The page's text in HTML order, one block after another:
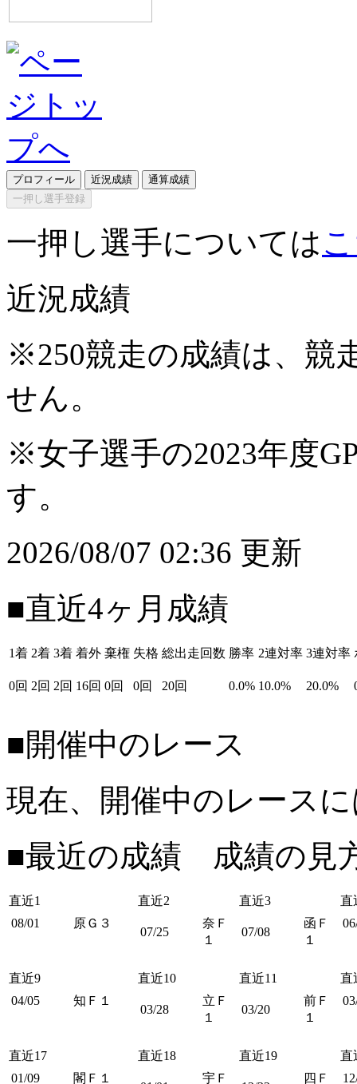
プロフィール 近況成績
通算成績
一押し選手登録
一押し選手については
近況成績
※250競走の成績は、競
せん。
※女子選手の2023年度
す。
2026/08/07 02:36 更新
■直近4ヶ月成績
1着 2着 3着 着外 棄権 失格 総出走回数 勝率 2連対率 3連対率
0回 2回 2回 16回 0回 0回 20回 0.0% 10.0% 20.0%
■開催中のレース
現在、開催中のレース
■最近の成績 成績の見
直近1 直近2 直近3
直
08/01
原Ｇ３
07/25
奈Ｆ
１
07/08
函Ｆ
１
直近9 直近10 直近11
直
04/05
知Ｆ１
03/28
立Ｆ
１
03/20
前Ｆ
１
直近17 直近18 直近19
直
01/09
閣Ｆ１
宇Ｆ
四Ｆ